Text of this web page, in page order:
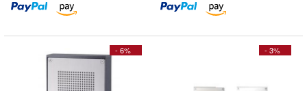
- 6% - 3%